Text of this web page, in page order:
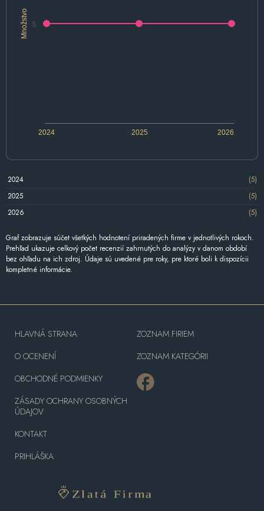
Množstvo
2024 2026
2025
5
2024
(5)
2025
(5)
2026
(5)
Graf zobrazuje súčet všetkých hodnotení priradených firme v jednotlivých rokoch.
Prehľad ukazuje celkový počet recenzií zahrnutých do analýzy v danom období
bez ohľadu na ich zdroj. Údaje sú uvedené pre roky, pre ktoré boli k dispozícii
kompletné informácie.
HLAVNÁ STRANA
O OCENENÍ
OBCHODNÉ PODMIENKY
ZÁSADY OCHRANY OSOBNÝCH
ÚDAJOV
KONTAKT
PRIHLÁŠKA
ZOZNAM FIRIEM
ZOZNAM KATEGÓRII